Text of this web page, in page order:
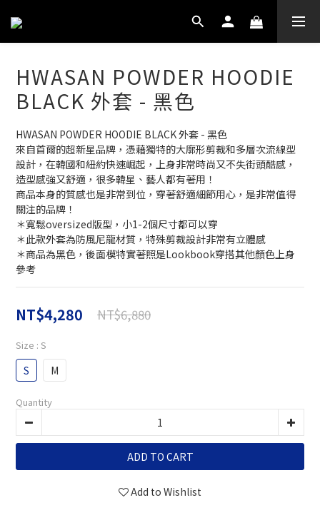
HWASAN POWDER HOODIE
BLACK 外套 - 黑色
HWASAN POWDER HOODIE BLACK 外套 - 黑色
來自首爾的超新星品牌，憑藉獨特的大廓形剪裁和多層次流線型
設計，在韓國和紐約快速崛起，上身非常時尚又不失街頭酷感，
造型感強又舒適，很多韓星、藝人都有著用！
商品本身的質感也是非常到位，穿著舒適細節用心，是非常值得
關注的品牌！
＊寬鬆oversized版型，小1-2個尺寸都可以穿
＊此款外套為防風尼龍材質，特殊剪裁設計非常有立體感
＊商品為黑色，後面模特實著照是Lookbook穿搭其他顏色上身
參考
NT$4,280 NT$6,880
Size : S
S M
Quantity
ADD TO CART
Add to Wishlist